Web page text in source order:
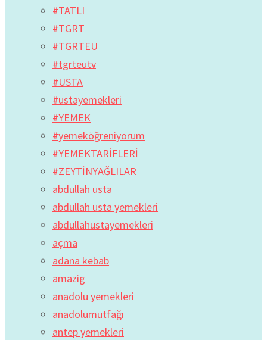
#TATLI
#TGRT
#TGRTEU
#tgrteutv
#USTA
#ustayemekleri
#YEMEK
#yemeköğreniyorum
#YEMEKTARİFLERİ
#ZEYTİNYAĞLILAR
abdullah usta
abdullah usta yemekleri
abdullahustayemekleri
açma
adana kebab
amazig
anadolu yemekleri
anadolumutfağı
antep yemekleri